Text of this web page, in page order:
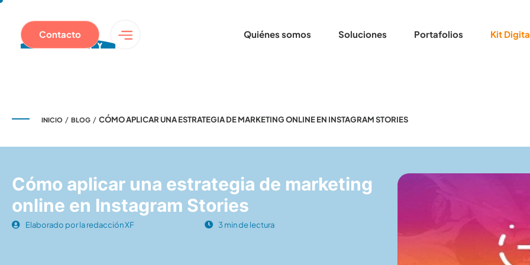
Quiénes somos Soluciones Portafolios Kit
Contacto
INICIO / BLOG / CÓMO APLICAR UNA ESTRATEGIA DE MARKETING ONLINE EN INSTAGRAM STORIES
Cómo aplicar una estrategia de marketing
online en Instagram Stories
Elaborado por la redacción XF 3 min de lectura